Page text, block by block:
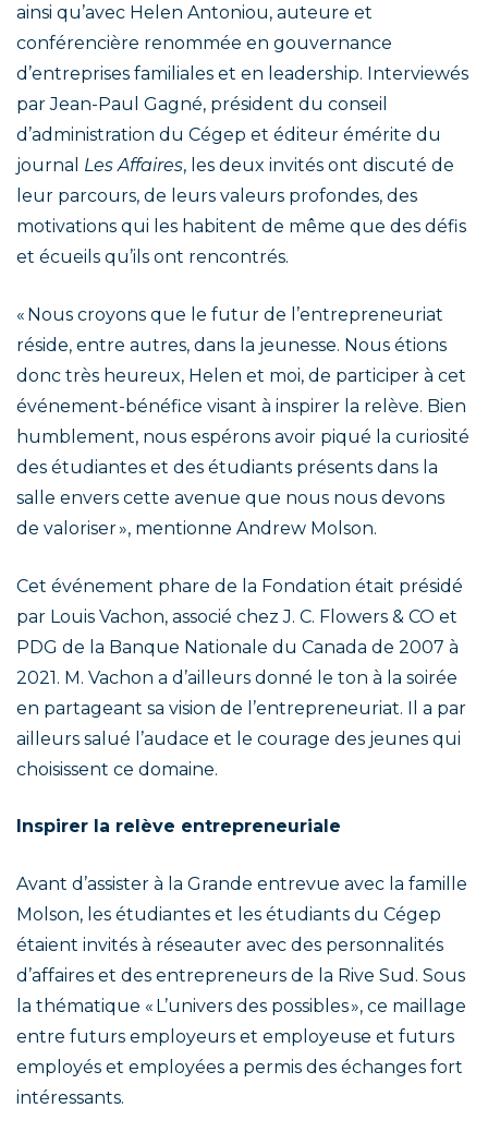
ainsi qu’avec Helen Antoniou, auteure et
conférencière renommée en gouvernance
d’entreprises familiales et en leadership. Interviewés
par Jean-Paul Gagné, président du conseil
d’administration du Cégep et éditeur émérite du
journal Les Affaires, les deux invités ont discuté de
leur parcours, de leurs valeurs profondes, des
motivations qui les habitent de même que des défis
et écueils qu’ils ont rencontrés.
« Nous croyons que le futur de l’entrepreneuriat
réside, entre autres, dans la jeunesse. Nous étions
donc très heureux, Helen et moi, de participer à cet
événement-bénéfice visant à inspirer la relève. Bien
humblement, nous espérons avoir piqué la curiosité
des étudiantes et des étudiants présents dans la
salle envers cette avenue que nous nous devons
de valoriser », mentionne Andrew Molson.
Cet événement phare de la Fondation était présidé
par Louis Vachon, associé chez J. C. Flowers & CO et
PDG de la Banque Nationale du Canada de 2007 à
2021. M. Vachon a d’ailleurs donné le ton à la soirée
en partageant sa vision de l’entrepreneuriat. Il a par
ailleurs salué l’audace et le courage des jeunes qui
choisissent ce domaine.
Inspirer la relève entrepreneuriale
Avant d’assister à la Grande entrevue avec la famille
Molson, les étudiantes et les étudiants du Cégep
étaient invités à réseauter avec des personnalités
d’affaires et des entrepreneurs de la Rive Sud. Sous
la thématique « L’univers des possibles », ce maillage
entre futurs employeurs et employeuse et futurs
employés et employées a permis des échanges fort
intéressants.